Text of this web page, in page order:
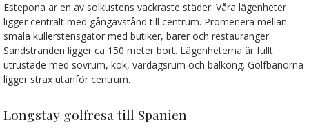
Estepona är en av solkustens vackraste städer. Våra lägenheter
ligger centralt med gångavstånd till centrum. Promenera mellan
smala kullerstensgator med butiker, barer och restauranger.
Sandstranden ligger ca 150 meter bort. Lägenheterna är fullt
utrustade med sovrum, kök, vardagsrum och balkong. Golfbanorna
ligger strax utanför centrum.
Longstay golfresa till Spanien